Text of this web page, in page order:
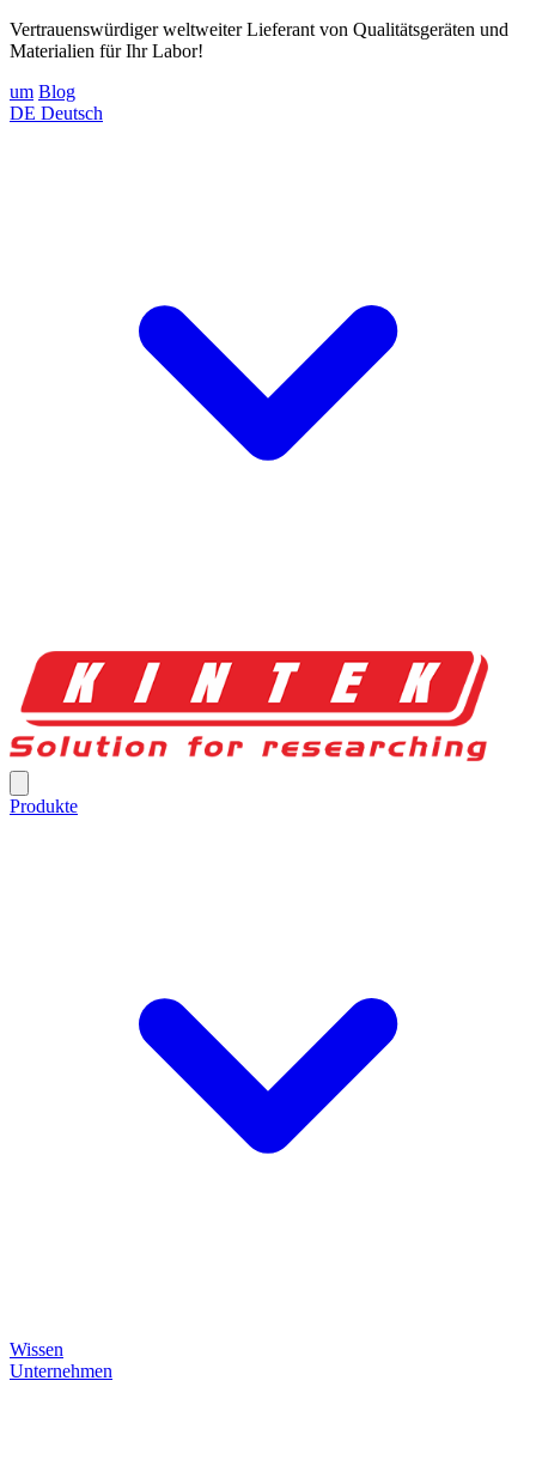
Vertrauenswürdiger weltweiter Lieferant von Qualitätsgeräten und
Materialien für Ihr Labor!
um Blog
DE Deutsch
Produkte
Wissen
Unternehmen